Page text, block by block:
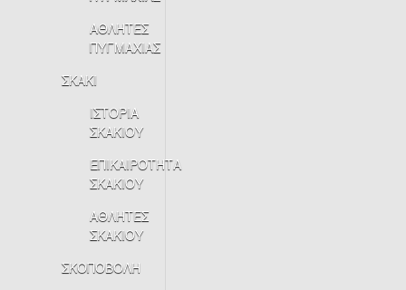
ΑΘΛΗΤΕΣ
ΠΥΓΜΑΧΙΑΣ
ΣΚΑΚΙ
ΙΣΤΟΡΙΑ
ΣΚΑΚΙΟΥ
ΕΠΙΚΑΙΡΟΤΗΤΑ
ΣΚΑΚΙΟΥ
ΑΘΛΗΤΕΣ
ΣΚΑΚΙΟΥ
ΣΚΟΠΟΒΟΛΗ